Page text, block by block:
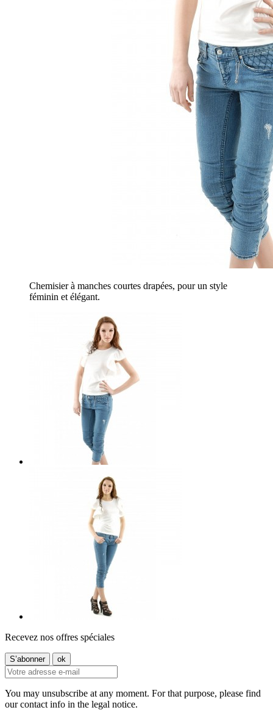
Chemisier à manches courtes drapées, pour un style
féminin et élégant.
Recevez nos offres spéciales
You may unsubscribe at any moment. For that purpose, please find
our contact info in the legal notice.